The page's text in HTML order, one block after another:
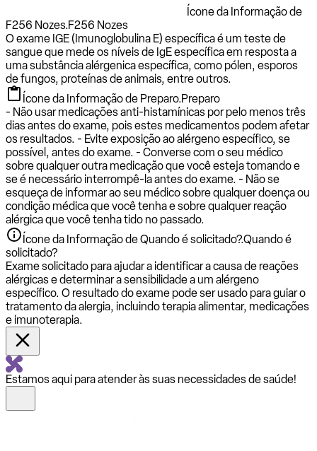
Ícone da Informação de
F256 Nozes.F256 Nozes
O exame IGE (Imunoglobulina E) específica é um teste de
sangue que mede os níveis de IgE específica em resposta a
uma substância alérgenica específica, como pólen, esporos
de fungos, proteínas de animais, entre outros.
Ícone da Informação de Preparo.Preparo
- Não usar medicações anti-histamínicas por pelo menos três
dias antes do exame, pois estes medicamentos podem afetar
os resultados. - Evite exposição ao alérgeno específico, se
possível, antes do exame. - Converse com o seu médico
sobre qualquer outra medicação que você esteja tomando e
se é necessário interrompê-la antes do exame. - Não se
esqueça de informar ao seu médico sobre qualquer doença ou
condição médica que você tenha e sobre qualquer reação
alérgica que você tenha tido no passado.
Ícone da Informação de Quando é solicitado?.Quando é
solicitado?
Exame solicitado para ajudar a identificar a causa de reações
alérgicas e determinar a sensibilidade a um alérgeno
específico. O resultado do exame pode ser usado para guiar o
tratamento da alergia, incluindo terapia alimentar, medicações
e imunoterapia.
Estamos aqui para atender às suas necessidades de saúde!